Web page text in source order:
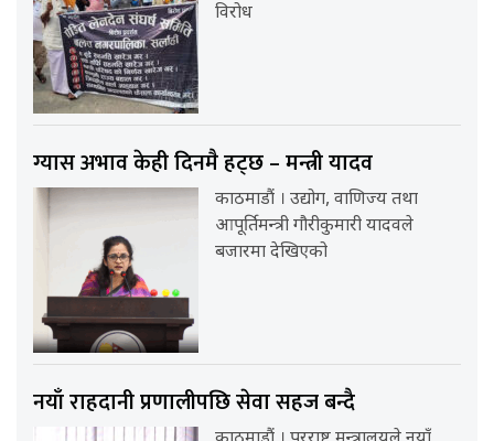
विरोध
ग्यास अभाव केही दिनमै हट्छ – मन्त्री यादव
काठमाडौं । उद्योग, वाणिज्य तथा
आपूर्तिमन्त्री गौरीकुमारी यादवले
बजारमा देखिएको
नयाँ राहदानी प्रणालीपछि सेवा सहज बन्दै